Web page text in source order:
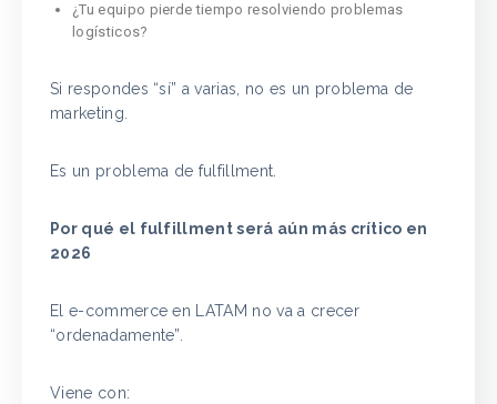
¿Tu equipo pierde tiempo resolviendo problemas
logísticos?
Si respondes “sí” a varias, no es un problema de
marketing.
Es un problema de fulfillment.
Por qué el fulfillment será aún más crítico en
2026
El e-commerce en LATAM no va a crecer
“ordenadamente”.
Viene con: